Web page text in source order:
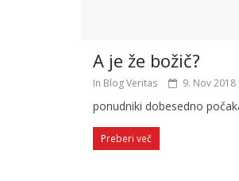
A je že božič?
In Blog Veritas 9. Nov 2018
ponudniki dobesedno
Preberi več